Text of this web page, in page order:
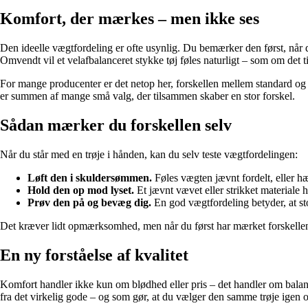
Komfort, der mærkes – men ikke ses
Den ideelle vægtfordeling er ofte usynlig. Du bemærker den først, når
Omvendt vil et velafbalanceret stykke tøj føles naturligt – som om det
For mange producenter er det netop her, forskellen mellem standard
er summen af mange små valg, der tilsammen skaber en stor forskel.
Sådan mærker du forskellen selv
Når du står med en trøje i hånden, kan du selv teste vægtfordelingen:
Løft den i skuldersømmen. Føles vægten jævnt fordelt, eller
Hold den op mod lyset. Et jævnt vævet eller strikket materiale
Prøv den på og bevæg dig. En god vægtfordeling betyder, at
Det kræver lidt opmærksomhed, men når du først har mærket
En ny forståelse af kvalitet
Komfort handler ikke kun om blødhed eller pris – det handler om
fra det virkelig gode – og som gør, at du vælger den samme trøje igen